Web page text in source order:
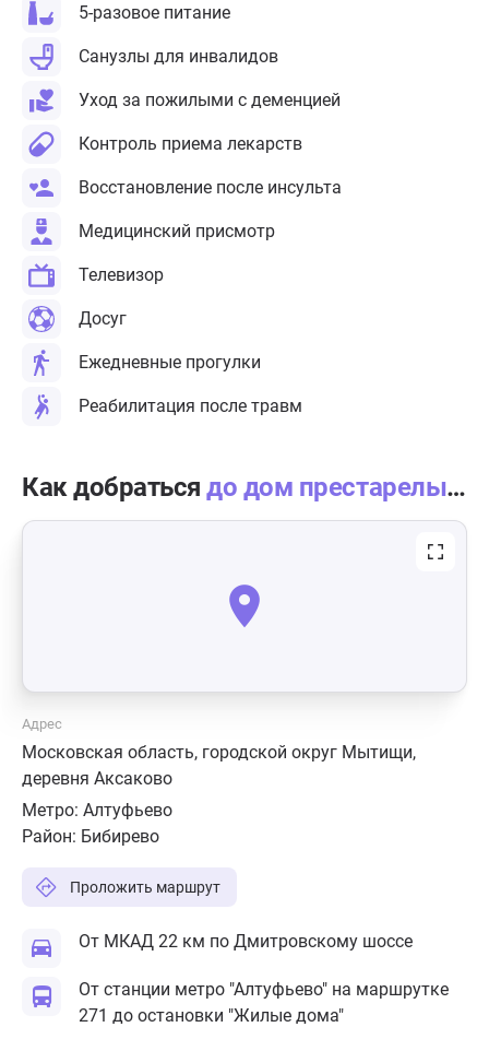
5-разовое питание
Санузлы для инвалидов
Уход за пожилыми с деменцией
Контроль приема лекарств
Восстановление после инсульта
Медицинский присмотр
Телевизор
Досуг
Ежедневные прогулки
Реабилитация после травм
Как добратьсядо дом престарелых GreenDay в Аксаково
Адрес
Московская область, городской округ Мытищи,
деревня Аксаково
Метро: Алтуфьево
Район: Бибирево
Проложить маршрут
От МКАД 22 км по Дмитровскому шоссе
От станции метро "Алтуфьево" на маршрутке
271 до остановки "Жилые дома"